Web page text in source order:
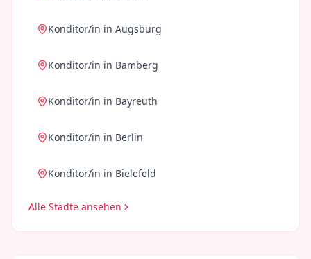
Konditor/in in Augsburg
Konditor/in in Bamberg
Konditor/in in Bayreuth
Konditor/in in Berlin
Konditor/in in Bielefeld
Alle Städte ansehen